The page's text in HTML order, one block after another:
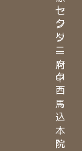
ト
ク
リ
ニ
ッ
ク
西
馬
込
本
院
セ
ン
タ
ー
府
中